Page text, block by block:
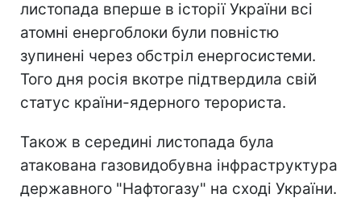
листопада вперше в історії України всі
атомні енергоблоки були повністю
зупинені через обстріл енергосистеми.
Того дня росія вкотре підтвердила свій
статус країни-ядерного терориста.
Також в середині листопада була
атакована газовидобувна інфраструктура
державного "Нафтогазу" на сході України.